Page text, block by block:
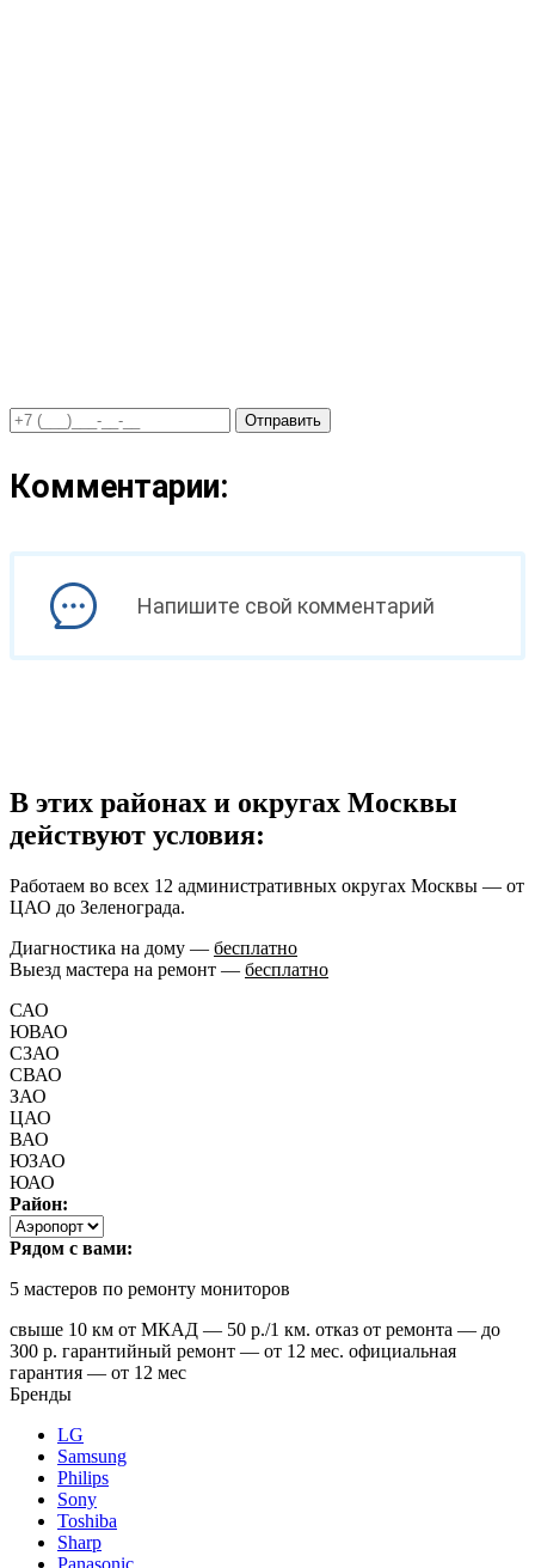
Отправить
Комментарии:
Напишите свой комментарий
В этих районах и округах Москвы
действуют условия:
Работаем во всех 12 административных округах Москвы — от
ЦАО до Зеленограда.
Диагностика на дому — бесплатно
Выезд мастера на ремонт — бесплатно
САО
ЮВАО
СЗАО
СВАО
ЗАО
ЦАО
ВАО
ЮЗАО
ЮАО
Район:
Рядом с вами:
5 мастеров по ремонту мониторов
свыше 10 км от МКАД — 50 р./1 км. отказ от ремонта — до
300 р. гарантийный ремонт — от 12 мес. официальная
гарантия — от 12 мес
Бренды
LG
Samsung
Philips
Sony
Toshiba
Sharp
Panasonic